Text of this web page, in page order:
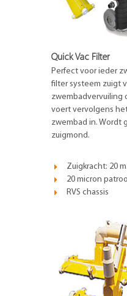
Quick Vac Filter
Perfect voor ieder
filter systeem zuigt
zwembadvervuiling
voert vervolgens
zwembad in. Wordt
zuigmond.
Zuigkracht: 20
20 micron
RVS chassis